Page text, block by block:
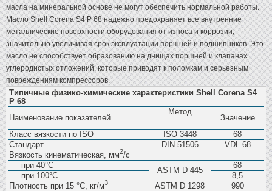
масла на минеральной основе не могут обеспечить нормальной работы.
Масло Shell Corena S4 P 68 надежно предохраняет все внутренние
металлические поверхности оборудования от износа и коррозии,
значительно увеличивая срок эксплуатации поршней и подшипников. Это
масло не способствует образованию на днищах поршней и клапанах
углеродистых отложений, которые приводят к поломкам и серьезным
повреждениям компрессоров.
Типичные физико-химические характеристики Shell Corena S4
P 68
Наименование показателей
Метод
Значение
Класс вязкости по ISO
ISO 3448
68
Стандарт
DIN 51506
VDL 68
Вязкость кинематическая, мм2/с
при 40°C
ASTM D 445
68
при 100°C
8,5
Плотность при 15 °С, кг/м3 ASTM D 1298
990